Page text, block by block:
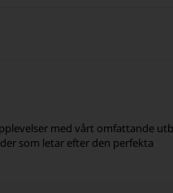
med vårt omfattande
som letar efter den perfekta